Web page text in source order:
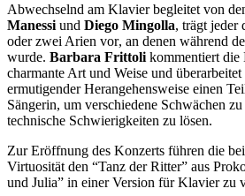
Abwechselnd am Klavier begleitet von
Manessi und Diego Mingolla, trägt jeder
oder zwei Arien vor, an denen während
wurde. Barbara Frittoli kommentiert die
charmante Art und Weise und über
ermutigenderHerangehensweise einen
Sängerin, um verschiedene Schwächen
technische Schwierigkeiten zu lösen.
Zur Eröffnung des Konzerts führen die
Virtuosität den “Tanz der Ritter” aus
und Julia” in einer Version für Klavier zu